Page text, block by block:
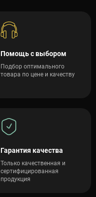
Помощь с выбором
Подбор оптимального
товара по цене и качеству
Гарантия качества
Только качественная и
сертифицированная
продукция